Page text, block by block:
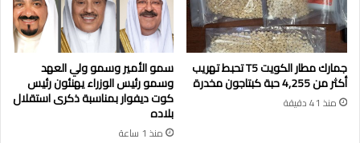
جمارك مطار الكويت T5 تحبط تهريب
أكثر من 4,255 حبة كبتاجون مخدرة
منذ 41 دقيقة
سمو الأمير وسمو ولي العهد
وسمو رئيس الوزراء يهنئون رئيس
كوت ديفوار بمناسبة ذكرى استقلال
بلاده
منذ 1 ساعة